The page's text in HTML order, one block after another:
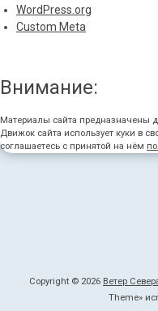
WordPress.org
Custom Meta
Внимание:
Материалы сайта предназначены
Движок сайта использует куки в
соглашаетесь с принятой на нём
Copyright © 2026 Ветер
Theme»